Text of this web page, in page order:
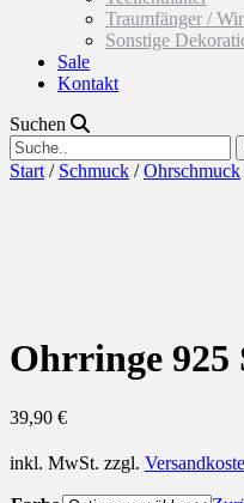
Traumfänger /
Sonstige
Sale
Kontakt
Suchen
Start / Schmuck /Ohrschmuck
Ohrringe
39,90 €
inkl. MwSt. zzgl.